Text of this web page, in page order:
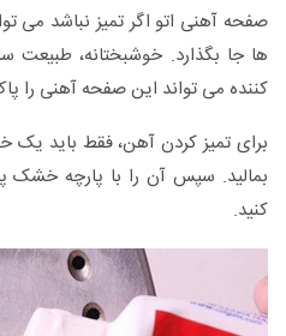
صفحه آهنی اتو اگر تمیز نباشد می
ها جا بگذارد. خوشبختانه، طبیعت
کننده می تواند این صفحه آهنی را
برای تمیز کردن آهن، فقط باید یک
بمالید. سپس آن را با پارچه خشک
کنید.